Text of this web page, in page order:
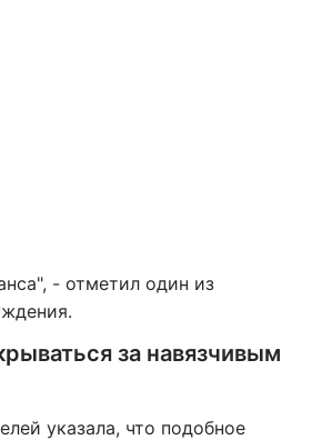
- отметил один из
за навязчивым
указала, что подобное